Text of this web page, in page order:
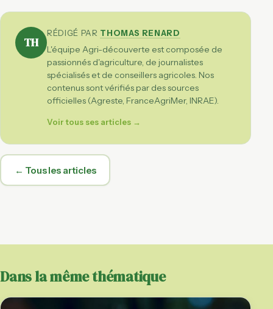
TH
RÉDIGÉ PAR THOMAS RENARD
L'équipe Agri-découverte est composée de
passionnés d'agriculture, de journalistes
spécialisés et de conseillers agricoles. Nos
contenus sont vérifiés par des sources
officielles (Agreste, FranceAgriMer, INRAE).
Voir tous ses articles →
← Tous les articles
Dans la même thématique